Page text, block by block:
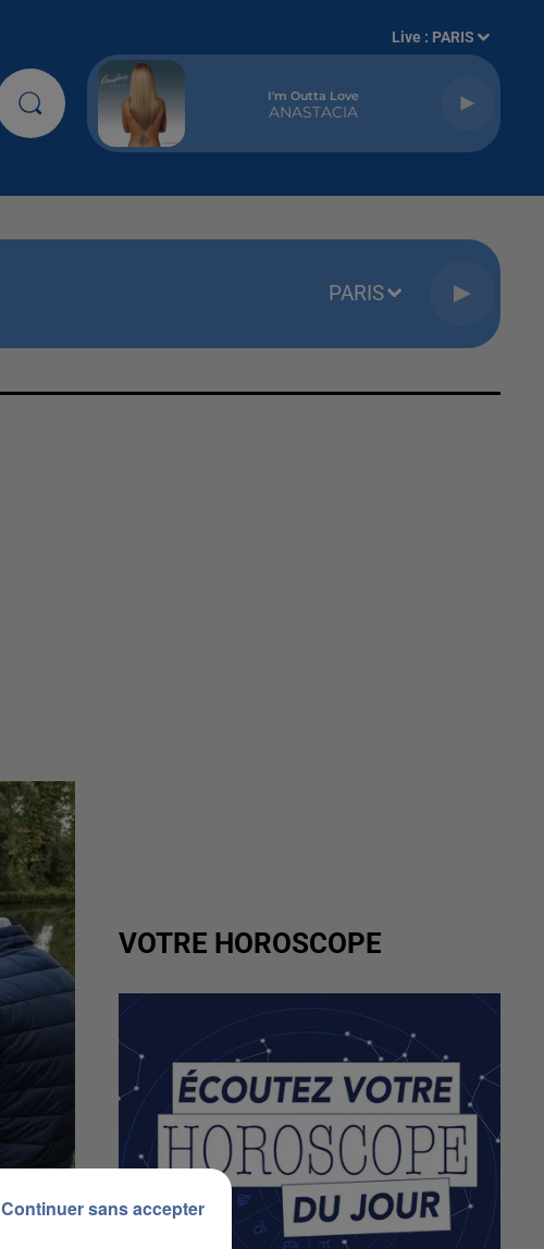
Live : PARIS
I'm Outta Love
ANASTACIA
PARIS
VOTRE HOROSCOPE
Continuer sans accepter